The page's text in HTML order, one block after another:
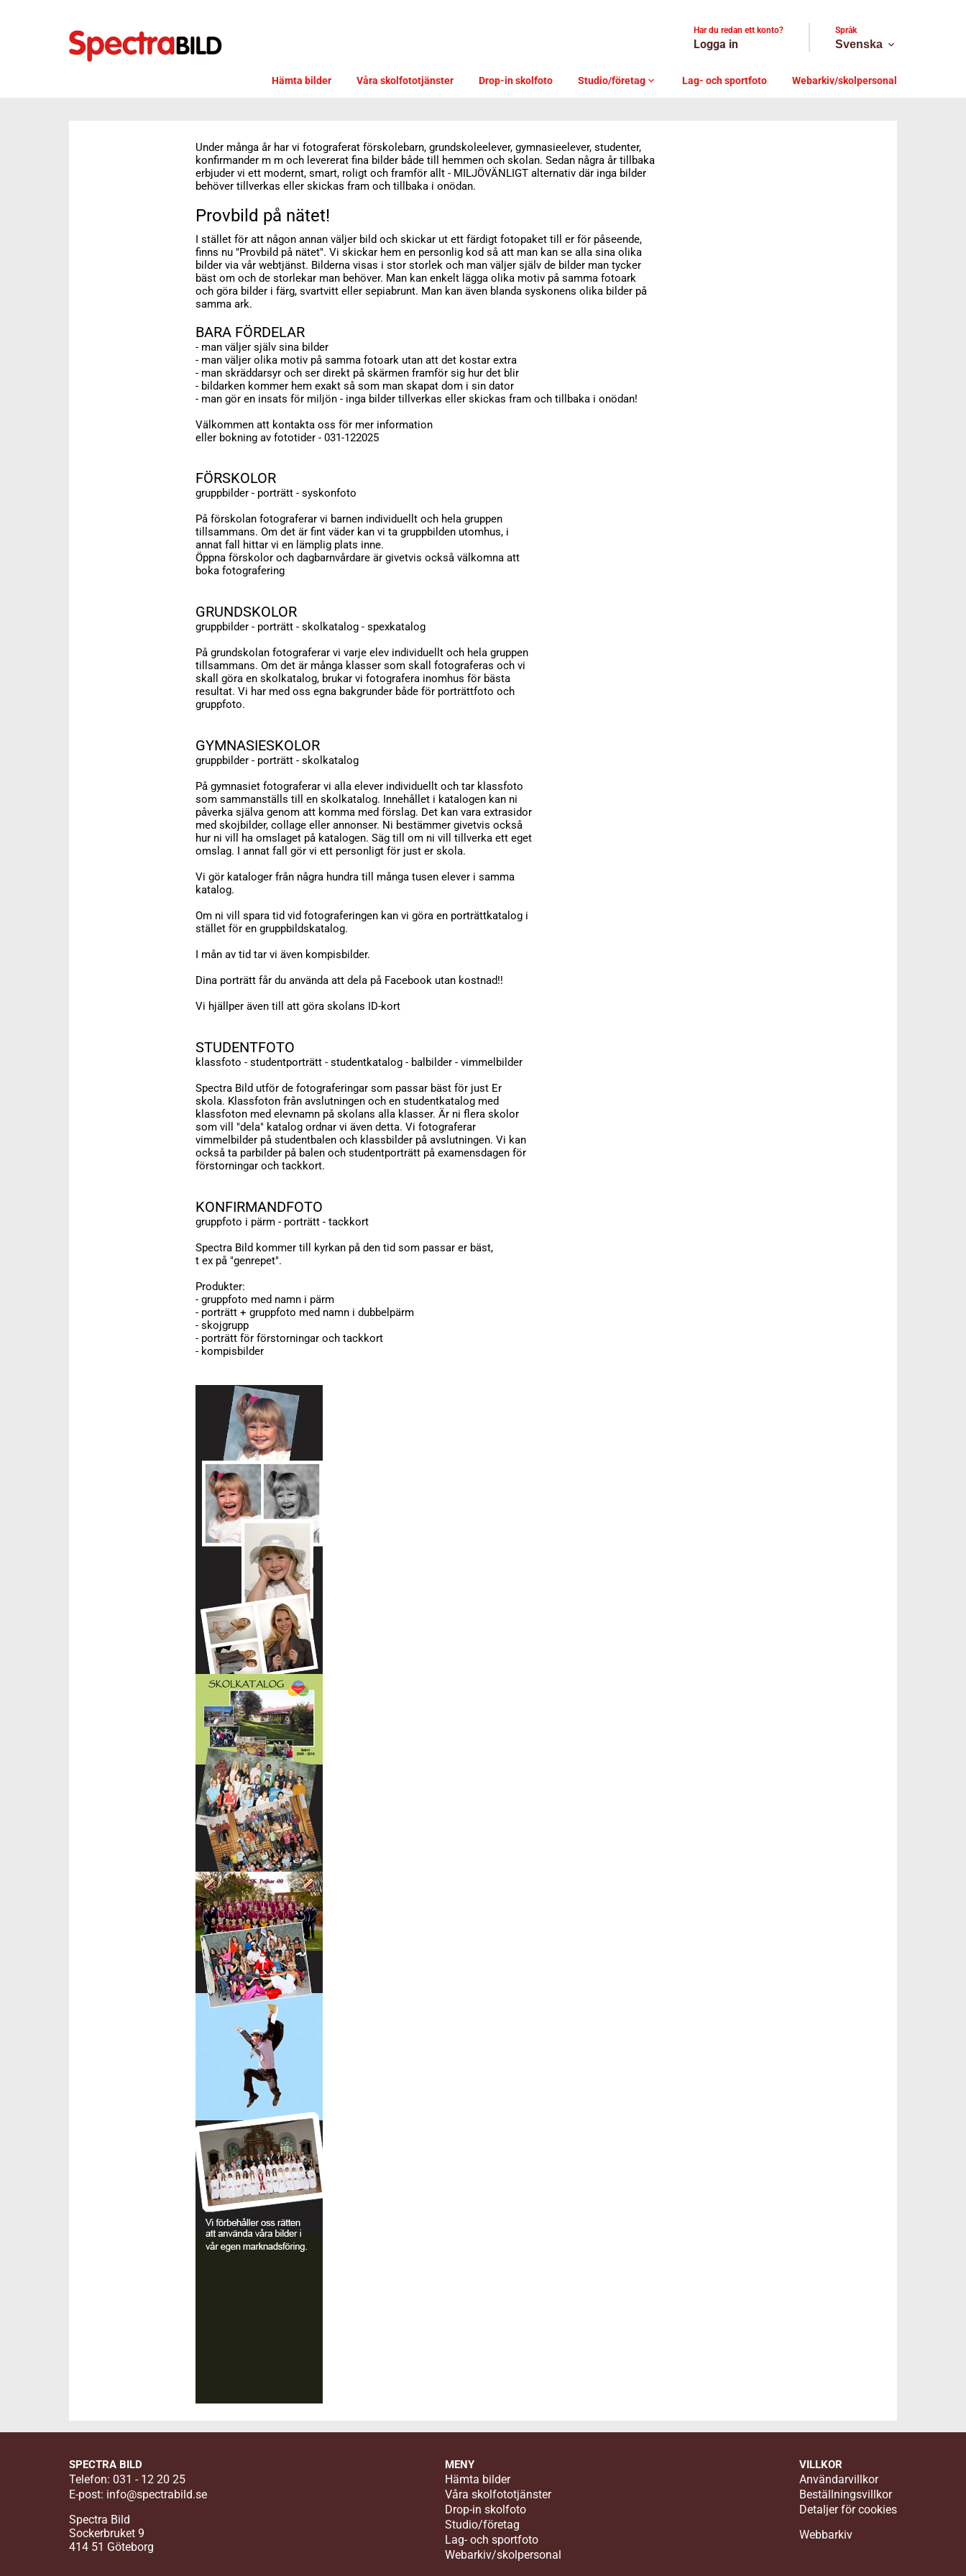
Har du redan ett konto?
Logga in
Språk
Svenska expand_more
Hämta bilder Våra skolfototjänster Drop-in skolfoto Studio/företag expand_more Lag- och sportfoto Webarkiv/skolpersonal
Under många år har vi fotograferat förskolebarn, grundskoleelever, gymnasieelever, studenter,
konfirmander m m och levererat fina bilder både till hemmen och skolan. Sedan några år tillbaka
erbjuder vi ett modernt, smart, roligt och framför allt - MILJÖVÄNLIGT alternativ där inga bilder
behöver tillverkas eller skickas fram och tillbaka i onödan.
Provbild på nätet!
I stället för att någon annan väljer bild och skickar ut ett färdigt fotopaket till er för påseende,
finns nu "Provbild på nätet". Vi skickar hem en personlig kod så att man kan se alla sina olika
bilder via vår webtjänst. Bilderna visas i stor storlek och man väljer själv de bilder man tycker
bäst om och de storlekar man behöver. Man kan enkelt lägga olika motiv på samma fotoark
och göra bilder i färg, svartvitt eller sepiabrunt. Man kan även blanda syskonens olika bilder på
samma ark.
BARA FÖRDELAR
- man väljer själv sina bilder
- man väljer olika motiv på samma fotoark utan att det kostar extra
- man skräddarsyr och ser direkt på skärmen framför sig hur det blir
- bildarken kommer hem exakt så som man skapat dom i sin dator
- man gör en insats för miljön - inga bilder tillverkas eller skickas fram och tillbaka i onödan!
Välkommen att kontakta oss för mer information
eller bokning av fototider - 031-122025
FÖRSKOLOR
gruppbilder - porträtt - syskonfoto
På förskolan fotograferar vi barnen individuellt och hela gruppen
tillsammans. Om det är fint väder kan vi ta gruppbilden utomhus, i
annat fall hittar vi en lämplig plats inne.
Öppna förskolor och dagbarnvårdare är givetvis också välkomna att
boka fotografering
GRUNDSKOLOR
gruppbilder - porträtt - skolkatalog - spexkatalog
På grundskolan fotograferar vi varje elev individuellt och hela gruppen
tillsammans. Om det är många klasser som skall fotograferas och vi
skall göra en skolkatalog, brukar vi fotografera inomhus för bästa
resultat. Vi har med oss egna bakgrunder både för porträttfoto och
gruppfoto.
GYMNASIESKOLOR
gruppbilder - porträtt - skolkatalog
På gymnasiet fotograferar vi alla elever individuellt och tar klassfoto
som sammanställs till en skolkatalog. Innehållet i katalogen kan ni
påverka själva genom att komma med förslag. Det kan vara extrasidor
med skojbilder, collage eller annonser. Ni bestämmer givetvis också
hur ni vill ha omslaget på katalogen. Säg till om ni vill tillverka ett eget
omslag. I annat fall gör vi ett personligt för just er skola.
Vi gör kataloger från några hundra till många tusen elever i samma
katalog.
Om ni vill spara tid vid fotograferingen kan vi göra en porträttkatalog i
stället för en gruppbildskatalog.
I mån av tid tar vi även kompisbilder.
Dina porträtt får du använda att dela på Facebook utan kostnad!!
Vi hjällper även till att göra skolans ID-kort
STUDENTFOTO
klassfoto - studentporträtt - studentkatalog - balbilder - vimmelbilder
Spectra Bild utför de fotograferingar som passar bäst för just Er
skola. Klassfoton från avslutningen och en studentkatalog med
klassfoton med elevnamn på skolans alla klasser. Är ni flera skolor
som vill "dela" katalog ordnar vi även detta. Vi fotograferar
vimmelbilder på studentbalen och klassbilder på avslutningen. Vi kan
också ta parbilder på balen och studentporträtt på examensdagen för
förstorningar och tackkort.
KONFIRMANDFOTO
gruppfoto i pärm - porträtt - tackkort
Spectra Bild kommer till kyrkan på den tid som passar er bäst,
t ex på "genrepet".
Produkter:
- gruppfoto med namn i pärm
- porträtt + gruppfoto med namn i dubbelpärm
- skojgrupp
- porträtt för förstorningar och tackkort
- kompisbilder
SPECTRA BILD
Telefon: 031 - 12 20 25
E-post: info@spectrabild.se
Spectra Bild
Sockerbruket 9
414 51 Göteborg
MENY
Hämta bilder
Våra skolfototjänster
Drop-in skolfoto
Studio/företag
Lag- och sportfoto
Webarkiv/skolpersonal
VILLKOR
Användarvillkor
Beställningsvillkor
Detaljer för cookies
Webbarkiv